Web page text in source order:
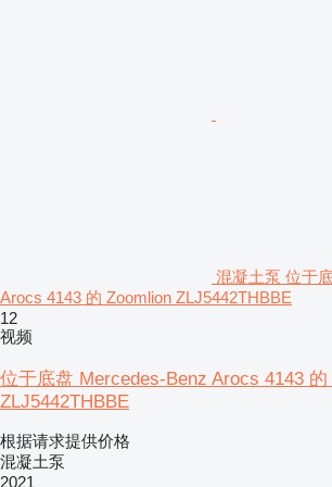
混凝土泵 位于
Arocs 4143 的 Zoomlion ZLJ5442THBBE
12
视频
位于底盘 Mercedes-Benz Arocs 4143 的
ZLJ5442THBBE
根据请求提供价格
混凝土泵
2021